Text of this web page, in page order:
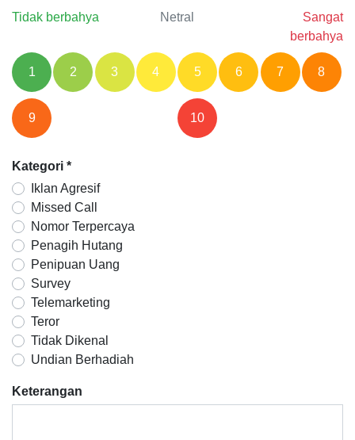
Tidak berbahya
Netral
Sangat
berbahya
1 2 3 4 5 6 7 8
9 10
Kategori *
Iklan Agresif
Missed Call
Nomor Terpercaya
Penagih Hutang
Penipuan Uang
Survey
Telemarketing
Teror
Tidak Dikenal
Undian Berhadiah
Keterangan